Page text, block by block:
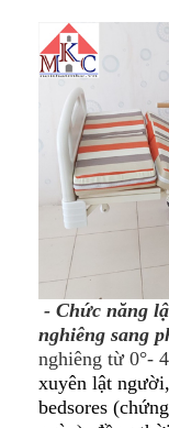
- Chức năng
nghiêng sang
nghiêng từ 0°-
xuyên lật
bedsores